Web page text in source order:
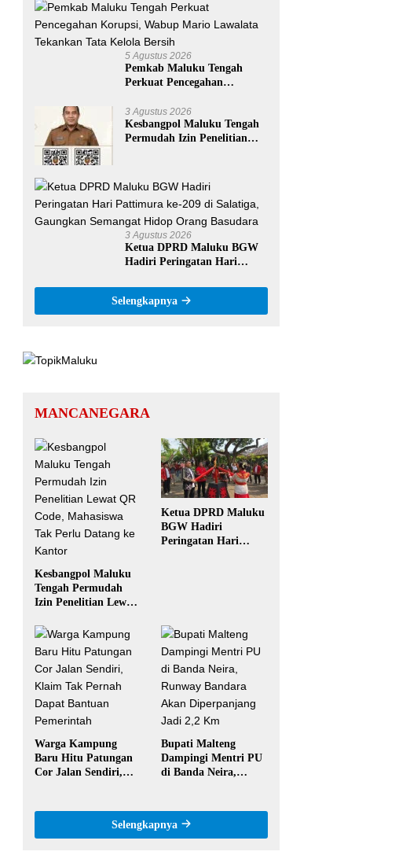
U-17 Nasional
5 Agustus 2026
Pemkab Maluku Tengah
Perkuat Pencegahan
Lawalata Tekankan Tata
Kelola Bersih
3 Agustus 2026
Kesbangpol Maluku Tengah
Permudah Izin Penelitian
3 Agustus 2026
Ketua DPRD Maluku BGW
Hadiri Peringatan Hari
Gaungkan Semangat Hidop
Orang Basudara
Selengkapnya
MANCANEGARA
Kesbangpol Maluku
Tengah Permudah
Izin Penelitian Lewat
Tak Perlu Datang ke
Kantor
Ketua DPRD Maluku
BGW Hadiri
Peringatan Hari
Warga Kampung
Baru Hitu Patungan
Cor Jalan Sendiri,
Pemerintah
Bupati Malteng
Dampingi Mentri PU
di Banda Neira,
Jadi 2,2 Km
Selengkapnya